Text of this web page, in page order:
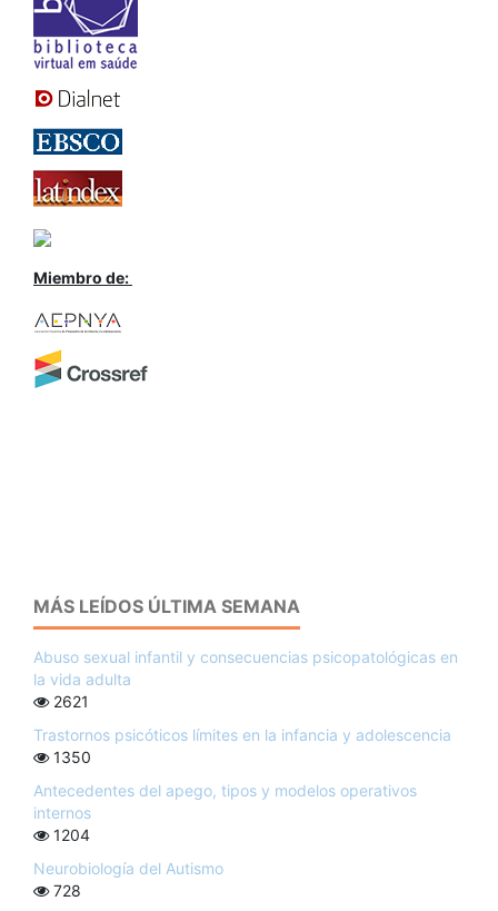
Miembro de:
MÁS LEÍDOS ÚLTIMA SEMANA
Abuso sexual infantil y consecuencias psicopatológicas en
la vida adulta
2621
Trastornos psicóticos límites en la infancia y adolescencia
1350
Antecedentes del apego, tipos y modelos operativos
internos
1204
Neurobiología del Autismo
728